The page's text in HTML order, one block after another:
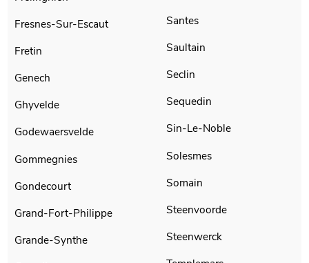
Fresnes-Sur-Escaut
Fretin
Genech
Ghyvelde
Godewaersvelde
Gommegnies
Gondecourt
Grand-Fort-Philippe
Grande-Synthe
Santes
Saultain
Seclin
Sequedin
Sin-Le-Noble
Solesmes
Somain
Steenvoorde
Steenwerck